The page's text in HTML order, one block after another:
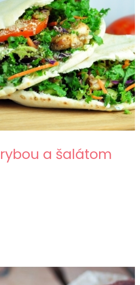
a šalátom